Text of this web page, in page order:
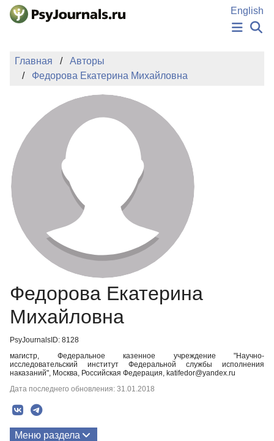
Перейти к основному содержанию
English
ИЗДАНИЯ
ПОДАТЬ РУКОПИСЬ
БАЗА ЗНАНИЙ
КЛЮЧЕВЫЕ СЛОВА
Регистрация
Главная
Авторы
Федорова Екатерина Михайловна
Федорова Екатерина
Михайловна
PsyJournalsID: 8128
магистр, Федеральное казенное учреждение "Научно-
исследовательский институт Федеральной службы исполнения
наказаний", Москва, Российская Федерация, katifedor@yandex.ru
Дата последнего обновления: 31.01.2018
Меню раздела